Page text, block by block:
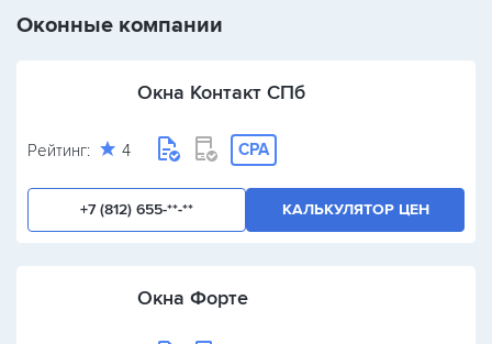
Оконные компании
Окна Контакт СПб
Рейтинг: 4 CPA
+7 (812) 655-**-** КАЛЬКУЛЯТОР ЦЕН
Окна Форте